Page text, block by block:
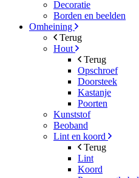
Decoratie
Borden en beelden
Omheining
Terug
Hout
Terug
Opschroef
Doorsteek
Kastanje
Poorten
Kunststof
Beoband
Lint en koord
Terug
Lint
Koord